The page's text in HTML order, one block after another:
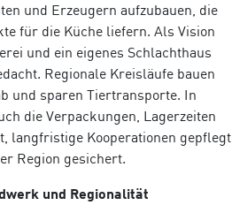
und Erzeugern aufzubauen, die
für die Küche liefern. Als Vision
und ein eigenes Schlachthaus
Regionale Kreisläufe bauen
und sparen Tiertransporte. In
die Verpackungen, Lagerzeiten
langfristige Kooperationen gepflegt
Region gesichert.
und Regionalität